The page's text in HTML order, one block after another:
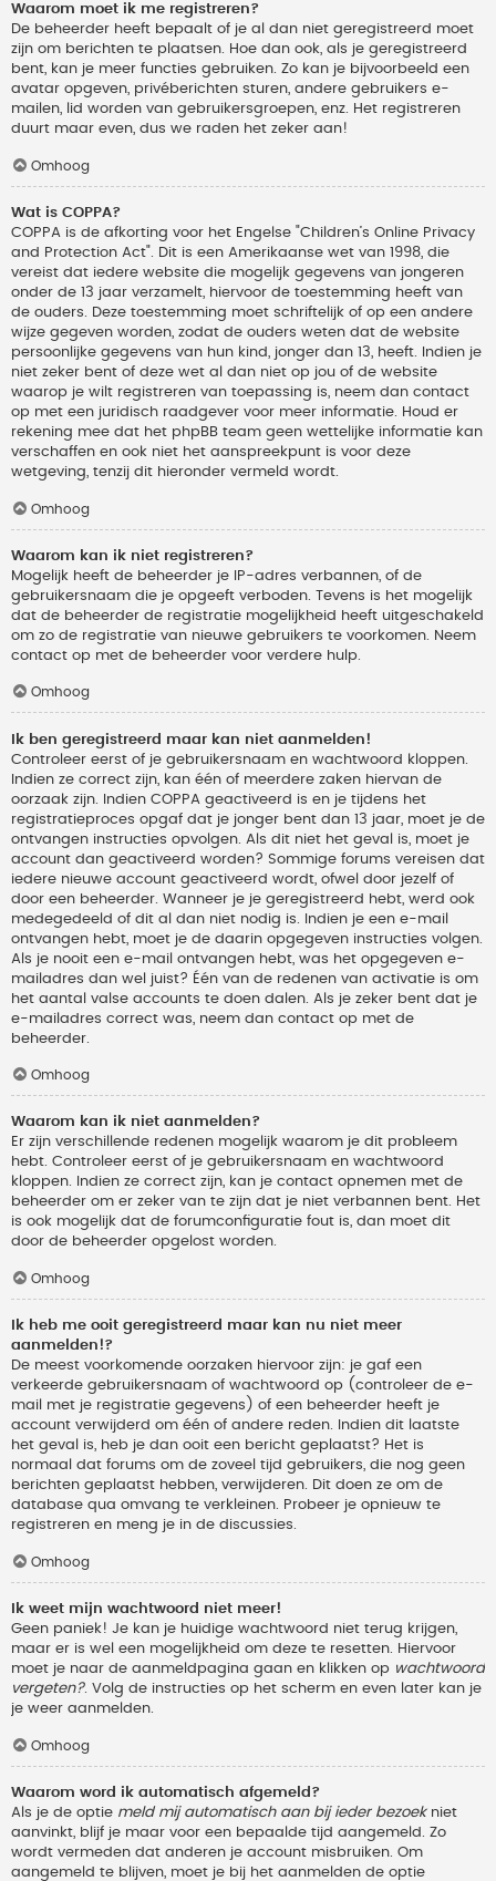
Waarom moet ik me registreren?
De beheerder heeft bepaalt of je al dan niet geregistreerd moet
zijn om berichten te plaatsen. Hoe dan ook, als je geregistreerd
bent, kan je meer functies gebruiken. Zo kan je bijvoorbeeld een
avatar opgeven, privéberichten sturen, andere gebruikers e-
mailen, lid worden van gebruikersgroepen, enz. Het registreren
duurt maar even, dus we raden het zeker aan!
Omhoog
Wat is COPPA?
COPPA is de afkorting voor het Engelse "Children’s Online Privacy
and Protection Act". Dit is een Amerikaanse wet van 1998, die
vereist dat iedere website die mogelijk gegevens van jongeren
onder de 13 jaar verzamelt, hiervoor de toestemming heeft van
de ouders. Deze toestemming moet schriftelijk of op een andere
wijze gegeven worden, zodat de ouders weten dat de website
persoonlijke gegevens van hun kind, jonger dan 13, heeft. Indien je
niet zeker bent of deze wet al dan niet op jou of de website
waarop je wilt registreren van toepassing is, neem dan contact
op met een juridisch raadgever voor meer informatie. Houd er
rekening mee dat het phpBB team geen wettelijke informatie kan
verschaffen en ook niet het aanspreekpunt is voor deze
wetgeving, tenzij dit hieronder vermeld wordt.
Omhoog
Waarom kan ik niet registreren?
Mogelijk heeft de beheerder je IP-adres verbannen, of de
gebruikersnaam die je opgeeft verboden. Tevens is het mogelijk
dat de beheerder de registratie mogelijkheid heeft uitgeschakeld
om zo de registratie van nieuwe gebruikers te voorkomen. Neem
contact op met de beheerder voor verdere hulp.
Omhoog
Ik ben geregistreerd maar kan niet aanmelden!
Controleer eerst of je gebruikersnaam en wachtwoord kloppen.
Indien ze correct zijn, kan één of meerdere zaken hiervan de
oorzaak zijn. Indien COPPA geactiveerd is en je tijdens het
registratieproces opgaf dat je jonger bent dan 13 jaar, moet je de
ontvangen instructies opvolgen. Als dit niet het geval is, moet je
account dan geactiveerd worden? Sommige forums vereisen dat
iedere nieuwe account geactiveerd wordt, ofwel door jezelf of
door een beheerder. Wanneer je je geregistreerd hebt, werd ook
medegedeeld of dit al dan niet nodig is. Indien je een e-mail
ontvangen hebt, moet je de daarin opgegeven instructies volgen.
Als je nooit een e-mail ontvangen hebt, was het opgegeven e-
mailadres dan wel juist? Één van de redenen van activatie is om
het aantal valse accounts te doen dalen. Als je zeker bent dat je
e-mailadres correct was, neem dan contact op met de
beheerder.
Omhoog
Waarom kan ik niet aanmelden?
Er zijn verschillende redenen mogelijk waarom je dit probleem
hebt. Controleer eerst of je gebruikersnaam en wachtwoord
kloppen. Indien ze correct zijn, kan je contact opnemen met de
beheerder om er zeker van te zijn dat je niet verbannen bent. Het
is ook mogelijk dat de forumconfiguratie fout is, dan moet dit
door de beheerder opgelost worden.
Omhoog
Ik heb me ooit geregistreerd maar kan nu niet meer
aanmelden!?
De meest voorkomende oorzaken hiervoor zijn: je gaf een
verkeerde gebruikersnaam of wachtwoord op (controleer de e-
mail met je registratie gegevens) of een beheerder heeft je
account verwijderd om één of andere reden. Indien dit laatste
het geval is, heb je dan ooit een bericht geplaatst? Het is
normaal dat forums om de zoveel tijd gebruikers, die nog geen
berichten geplaatst hebben, verwijderen. Dit doen ze om de
database qua omvang te verkleinen. Probeer je opnieuw te
registreren en meng je in de discussies.
Omhoog
Ik weet mijn wachtwoord niet meer!
Geen paniek! Je kan je huidige wachtwoord niet terug krijgen,
maar er is wel een mogelijkheid om deze te resetten. Hiervoor
moet je naar de aanmeldpagina gaan en klikken op wachtwoord
vergeten?. Volg de instructies op het scherm en even later kan je
je weer aanmelden.
Omhoog
Waarom word ik automatisch afgemeld?
Als je de optie meld mij automatisch aan bij ieder bezoekniet
aanvinkt, blijf je maar voor een bepaalde tijd aangemeld. Zo
wordt vermeden dat anderen je account misbruiken. Om
aangemeld te blijven, moet je bij het aanmelden de optie